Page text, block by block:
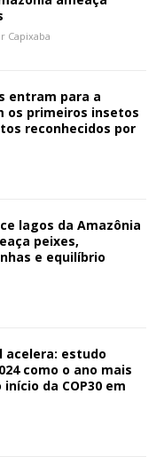
Capixaba
entram para a
os primeiros insetos
reconhecidos por
lagos da Amazônia
peixes,
e equilíbrio
acelera: estudo
como o ano mais
da COP30 em